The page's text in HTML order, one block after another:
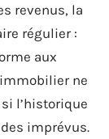
revenus, la
régulier :
aux
ne
l’historique
imprévus.